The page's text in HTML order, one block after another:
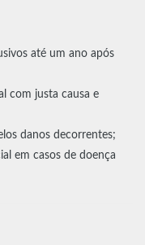
até um ano após
com justa causa e
danos decorrentes;
em casos de doença